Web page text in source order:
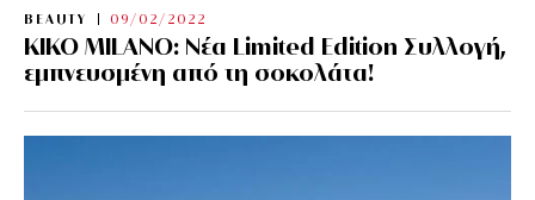
BEAUTY 09/02/2022
KIKO MILANO: Νέα Limited Edition Συλλογή,
εμπνευσμένη από τη σοκολάτα!